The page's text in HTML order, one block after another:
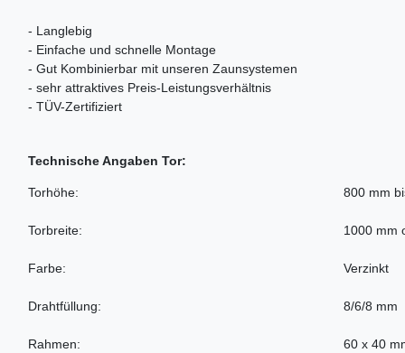
- Langlebig
- Einfache und schnelle Montage
- Gut Kombinierbar mit unseren Zaunsystemen
- sehr attraktives Preis-Leistungsverhältnis
- TÜV-Zertifiziert
Technische Angaben Tor:
Torhöhe:
Torbreite:
Farbe:
Drahtfüllung:
Rahmen:
800 mm
1000 mm
Verzinkt
8/6/8 mm
60 x 40